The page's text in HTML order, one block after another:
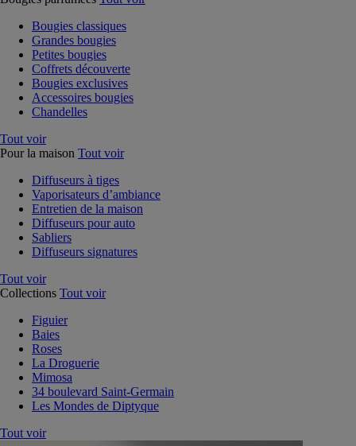
Bougies classiques
Grandes bougies
Petites bougies
Coffrets découverte
Bougies exclusives
Accessoires bougies
Chandelles
Tout voir
Pour la maison Tout voir
Diffuseurs à tiges
Vaporisateurs d’ambiance
Entretien de la maison
Diffuseurs pour auto
Sabliers
Diffuseurs signatures
Tout voir
Collections Tout voir
Figuier
Baies
Roses
La Droguerie
Mimosa
34 boulevard Saint-Germain
Les Mondes de Diptyque
Tout voir